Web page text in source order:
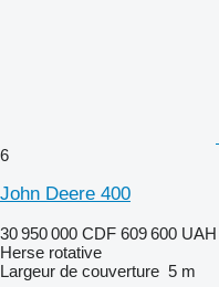
6
John Deere 400
30 950 000 CDF 609 600 UAH
Herse rotative
Largeur de couverture 5 m